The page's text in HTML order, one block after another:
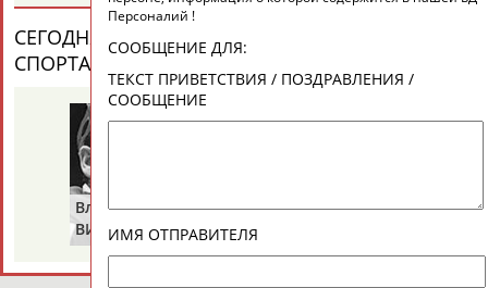
Вопросы сотрудничества и совместной деятельности
Стадион, 1998-2026
Разработка и поддержка ООО НАИТ «Стадион»
Адресов в новостной рассылке: 996
Подпишись
СЕГОДНЯ ДЕНЬ ПАМЯТИ У ПЕРСОН ИЗ МИРА
СПОРТА (2 ПЕРСОНАЛИЙ)
Владимир
ВИКУЛОВ
Володар
Персоналий !
СООБЩЕНИЕ ДЛЯ:
ТЕКСТ ПРИВЕТСТВИЯ / ПОЗДРАВЛЕНИЯ /
СООБЩЕНИЕ
ИМЯ ОТПРАВИТЕЛЯ